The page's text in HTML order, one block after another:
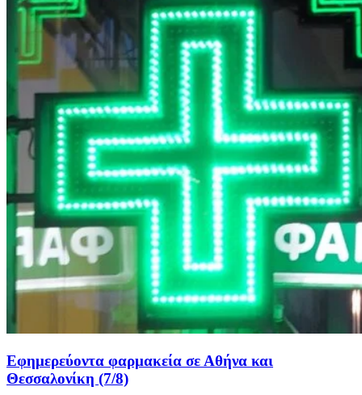
Εφημερεύοντα φαρμακεία σε Αθήνα και
Θεσσαλονίκη (7/8)